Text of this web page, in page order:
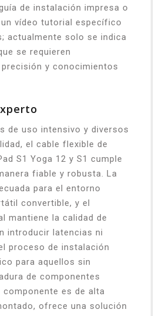
de instalación impresa o
un vídeo tutorial específico
actualmente solo se indica
se requieren
y conocimientos
de uso intensivo y diversos
el cable flexible de
S1 Yoga 12 y S1 cumple
fiable y robusta. La
para el entorno
convertible, y el
mantiene la calidad de
introducir latencias ni
proceso de instalación
para aquellos sin
de componentes
es de alta
ofrece una solución